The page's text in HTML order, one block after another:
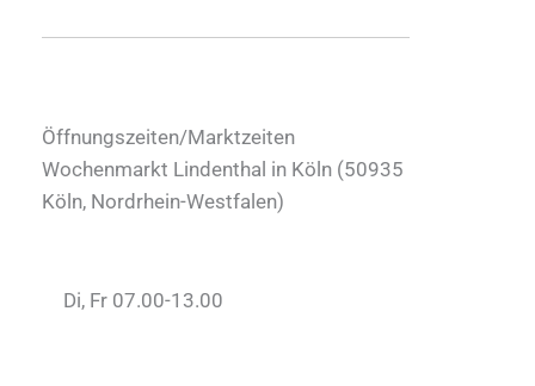
Öffnungszeiten/Marktzeiten
Wochenmarkt Lindenthal in Köln (50935
Köln, Nordrhein-Westfalen)
Di, Fr 07.00-13.00